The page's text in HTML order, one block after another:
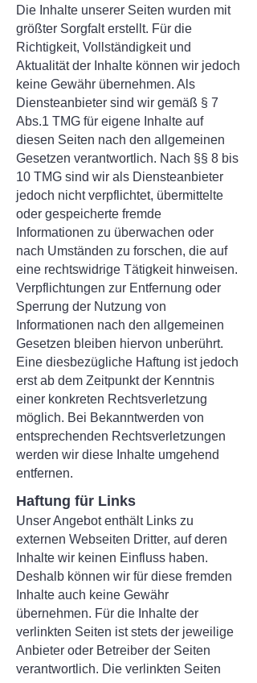
Die Inhalte unserer Seiten wurden mit
größter Sorgfalt erstellt. Für die
Richtigkeit, Vollständigkeit und
Aktualität der Inhalte können wir jedoch
keine Gewähr übernehmen. Als
Diensteanbieter sind wir gemäß § 7
Abs.1 TMG für eigene Inhalte auf
diesen Seiten nach den allgemeinen
Gesetzen verantwortlich. Nach §§ 8 bis
10 TMG sind wir als Diensteanbieter
jedoch nicht verpflichtet, übermittelte
oder gespeicherte fremde
Informationen zu überwachen oder
nach Umständen zu forschen, die auf
eine rechtswidrige Tätigkeit hinweisen.
Verpflichtungen zur Entfernung oder
Sperrung der Nutzung von
Informationen nach den allgemeinen
Gesetzen bleiben hiervon unberührt.
Eine diesbezügliche Haftung ist jedoch
erst ab dem Zeitpunkt der Kenntnis
einer konkreten Rechtsverletzung
möglich. Bei Bekanntwerden von
entsprechenden Rechtsverletzungen
werden wir diese Inhalte umgehend
entfernen.
Haftung für Links
Unser Angebot enthält Links zu
externen Webseiten Dritter, auf deren
Inhalte wir keinen Einfluss haben.
Deshalb können wir für diese fremden
Inhalte auch keine Gewähr
übernehmen. Für die Inhalte der
verlinkten Seiten ist stets der jeweilige
Anbieter oder Betreiber der Seiten
verantwortlich. Die verlinkten Seiten